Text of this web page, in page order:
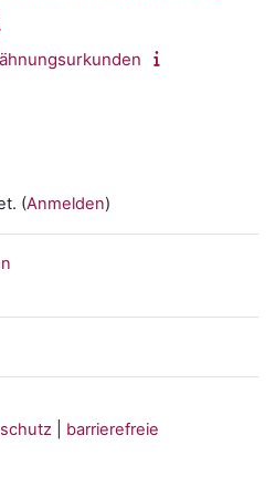
(Anmelden)
barrierefreie